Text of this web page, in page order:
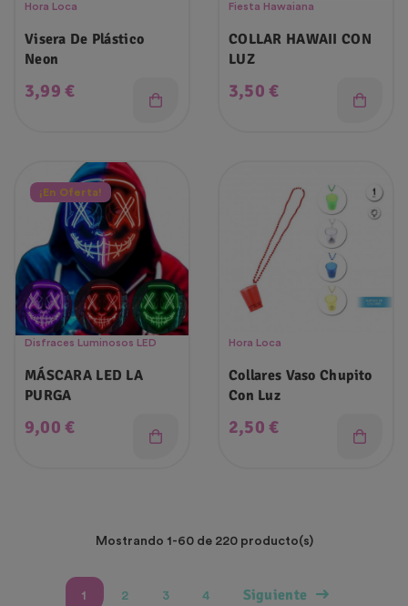
Hora Loca
Visera De Plástico
Neon
Precio
3,99 €
Fiesta Hawaiana
COLLAR HAWAII CON
LUZ
Precio
3,50 €
¡En Oferta!
Disfraces Luminosos LED
MÁSCARA LED LA
PURGA
Precio
9,00 €
Hora Loca
Collares Vaso Chupito
Con Luz
Precio
2,50 €
Mostrando 1-60 de 220 producto(s)
1 2 3 4 Siguiente